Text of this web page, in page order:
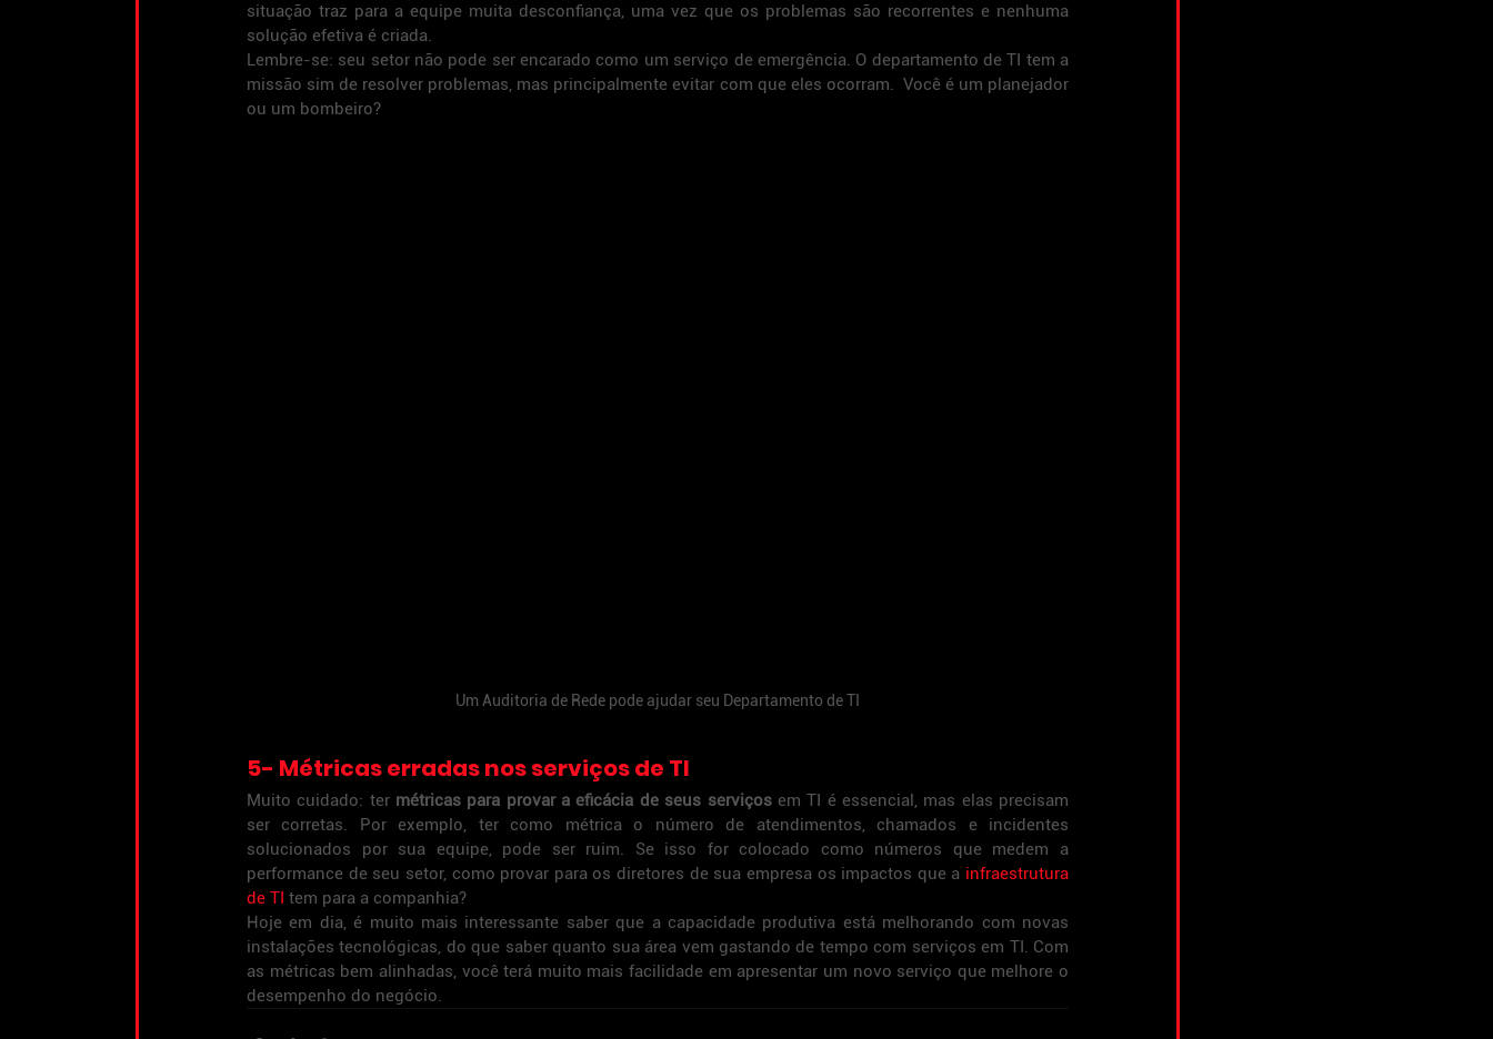
situação traz para a equipe muita desconfiança, uma vez que os problemas são recorrentes e nenhuma
solução efetiva é criada.
Lembre-se: seu setor não pode ser encarado como um serviço de emergência. O departamento de TI tem a
missão sim de resolver problemas, mas principalmente evitar com que eles ocorram.  Você é um planejador
ou um bombeiro?
Um Auditoria de Rede pode ajudar seu Departamento de TI
5- Métricas erradas nos serviços de TI
Muito cuidado: ter métricas para provar a eficácia de seus serviços em TI é essencial, mas elas precisam
ser corretas. Por exemplo, ter como métrica o número de atendimentos, chamados e incidentes
solucionados por sua equipe, pode ser ruim. Se isso for colocado como números que medem a
performance de seu setor, como provar para os diretores de sua empresa os impactos que a infraestrutura
de TI tem para a companhia?
Hoje em dia, é muito mais interessante saber que a capacidade produtiva está melhorando com novas
instalações tecnológicas, do que saber quanto sua área vem gastando de tempo com serviços em TI. Com
as métricas bem alinhadas, você terá muito mais facilidade em apresentar um novo serviço que melhore o
desempenho do negócio.